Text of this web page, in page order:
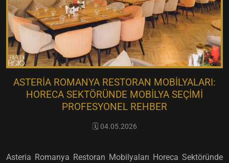
ASTERIA ROMANYA RESTORAN MOBILYALARI:
HORECA SEKTÖRÜNDE MOBILYA SEÇIMI
PROFESYONEL REHBER
🗓️ 04.05.2026
Asteria Romanya Restoran Mobilyaları Horeca Sektöründe